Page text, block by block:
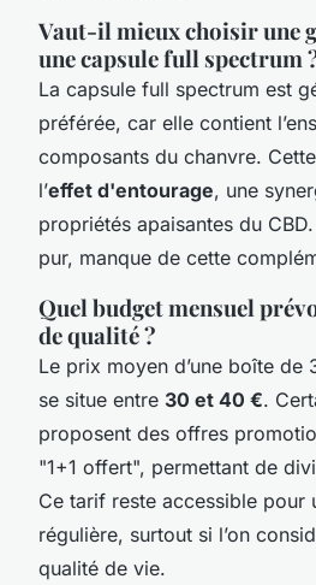
Vaut-il mieux choisir une
une capsule full spectrum
La capsule full spectrum est
préférée, car elle contient
composants du chanvre.
l’effet d'entourage, une
propriétés apaisantes du
pur, manque de cette
Quel budget mensuel
de qualité ?
Le prix moyen d’une boîte de
se situe entre 30 et 40 €.
proposent des offres
"1+1 offert", permettant de
Ce tarif reste accessible pour
régulière, surtout si l’on
qualité de vie.